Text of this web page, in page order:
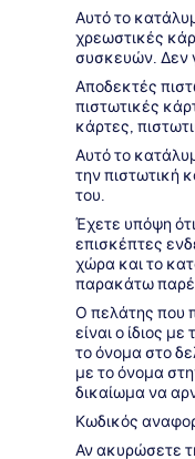
Αυτό το
χρεωστικές
συσκευών. Δεν
Αποδεκτές
πιστωτικές
κάρτες,
Αυτό το
την πιστωτική
του.
Έχετε υπόψη ότι
επισκέπτες
χώρα και το
παρακάτω
Ο πελάτης που
είναι ο ίδιος
το όνομα στο
με το όνομα
δικαίωμα να
Κωδικός
Αν ακυρώσετε